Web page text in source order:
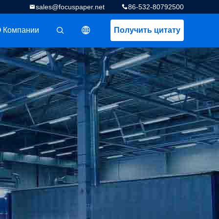
86-532-80792500
sales@focuspaper.net
Получить цитату
描述
Компании